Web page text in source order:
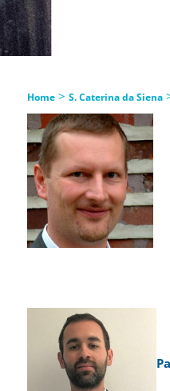
Home> S. Caterina da Siena